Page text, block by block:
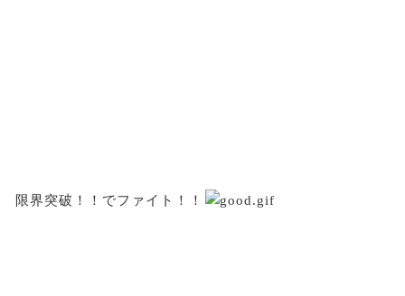
限界突破！！でファイト！！